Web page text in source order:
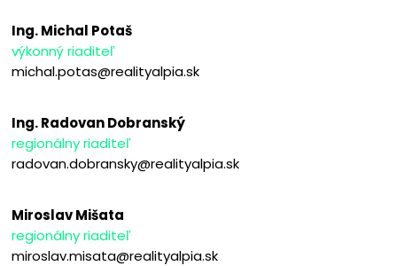
Ing. Michal Potaš
výkonný riaditeľ
michal.potas@realityalpia.sk
Ing. Radovan Dobranský
regionálny riaditeľ
radovan.dobransky@realityalpia.sk
Miroslav Mišata
regionálny riaditeľ
miroslav.misata@realityalpia.sk